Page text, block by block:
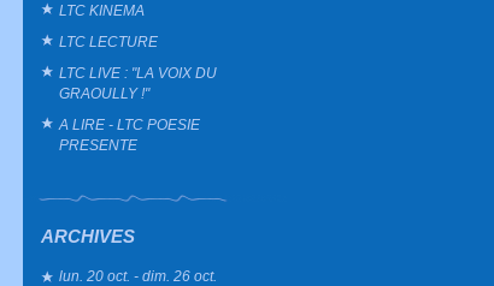
LTC KINEMA
LTC LECTURE
LTC LIVE : "LA VOIX DU
GRAOULLY !"
A LIRE - LTC POESIE
PRESENTE
ARCHIVES
lun. 20 oct. - dim. 26 oct.